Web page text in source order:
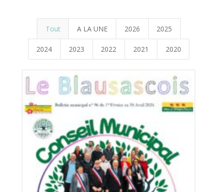
Tout A LA UNE 2026 2025
2024 2023 2022 2021 2020